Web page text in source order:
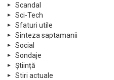
Scandal
Sci-Tech
Sfaturi utile
Sinteza saptamanii
Social
Sondaje
Știință
Stiri actuale